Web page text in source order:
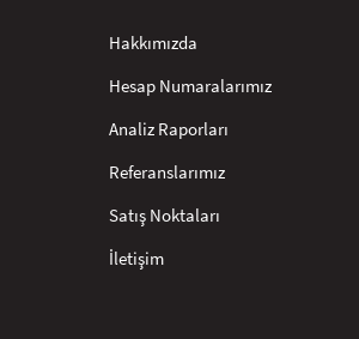
Hakkımızda
Hesap Numaralarımız
Analiz Raporları
Referanslarımız
Satış Noktaları
İletişim